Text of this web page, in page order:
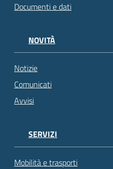
Documenti e dati
NOVITÀ
Notizie
Comunicati
Avvisi
SERVIZI
Mobilità e trasporti